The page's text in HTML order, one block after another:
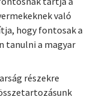
való
hogy fontosak a
tanulni a magyar
részekre